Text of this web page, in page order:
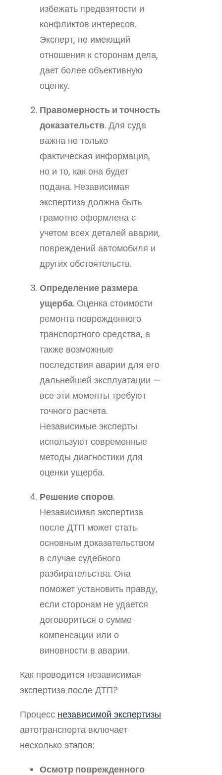
избежать предвзятости и
конфликтов интересов.
Эксперт, не имеющий
отношения к сторонам дела,
дает более объективную
оценку.
Правомерность и точность
доказательств. Для суда
важна не только
фактическая информация,
но и то, как она будет
подана. Независимая
экспертиза должна быть
грамотно оформлена с
учетом всех деталей аварии,
повреждений автомобиля и
других обстоятельств.
Определение размера
ущерба. Оценка стоимости
ремонта поврежденного
транспортного средства, а
также возможные
последствия аварии для его
дальнейшей эксплуатации —
все эти моменты требуют
точного расчета.
Независимые эксперты
используют современные
методы диагностики для
оценки ущерба.
Решение споров.
Независимая экспертиза
после ДТП может стать
основным доказательством
в случае судебного
разбирательства. Она
поможет установить правду,
если сторонам не удается
договориться о сумме
компенсации или о
виновности в аварии.
Как проводится независимая
экспертиза после ДТП?
Процесс независимой экспертизы
автотранспорта включает
несколько этапов:
Осмотр поврежденного